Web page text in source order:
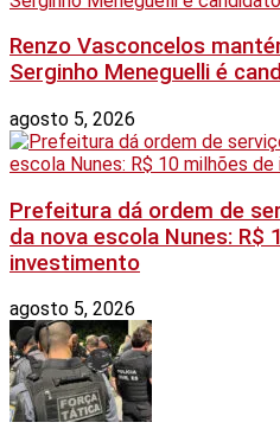
Renzo Vasconcelos
Serginho Meneguelli é
agosto 5, 2026
Prefeitura dá ordem de
da nova escola Nunes: R$
investimento
agosto 5, 2026